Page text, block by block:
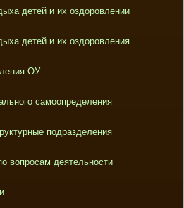
детей и их оздоровлении
детей и их оздоровления
ОУ
самоопределения
подразделения
вопросам деятельности